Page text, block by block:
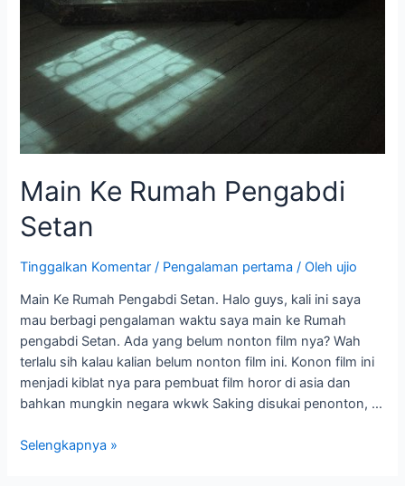
Main Ke Rumah Pengabdi
Setan
Tinggalkan Komentar / Pengalaman pertama / Oleh ujio
Main Ke Rumah Pengabdi Setan. Halo guys, kali ini saya
mau berbagi pengalaman waktu saya main ke Rumah
pengabdi Setan. Ada yang belum nonton film nya? Wah
terlalu sih kalau kalian belum nonton film ini. Konon film ini
menjadi kiblat nya para pembuat film horor di asia dan
bahkan mungkin negara wkwk Saking disukai penonton, …
Selengkapnya »